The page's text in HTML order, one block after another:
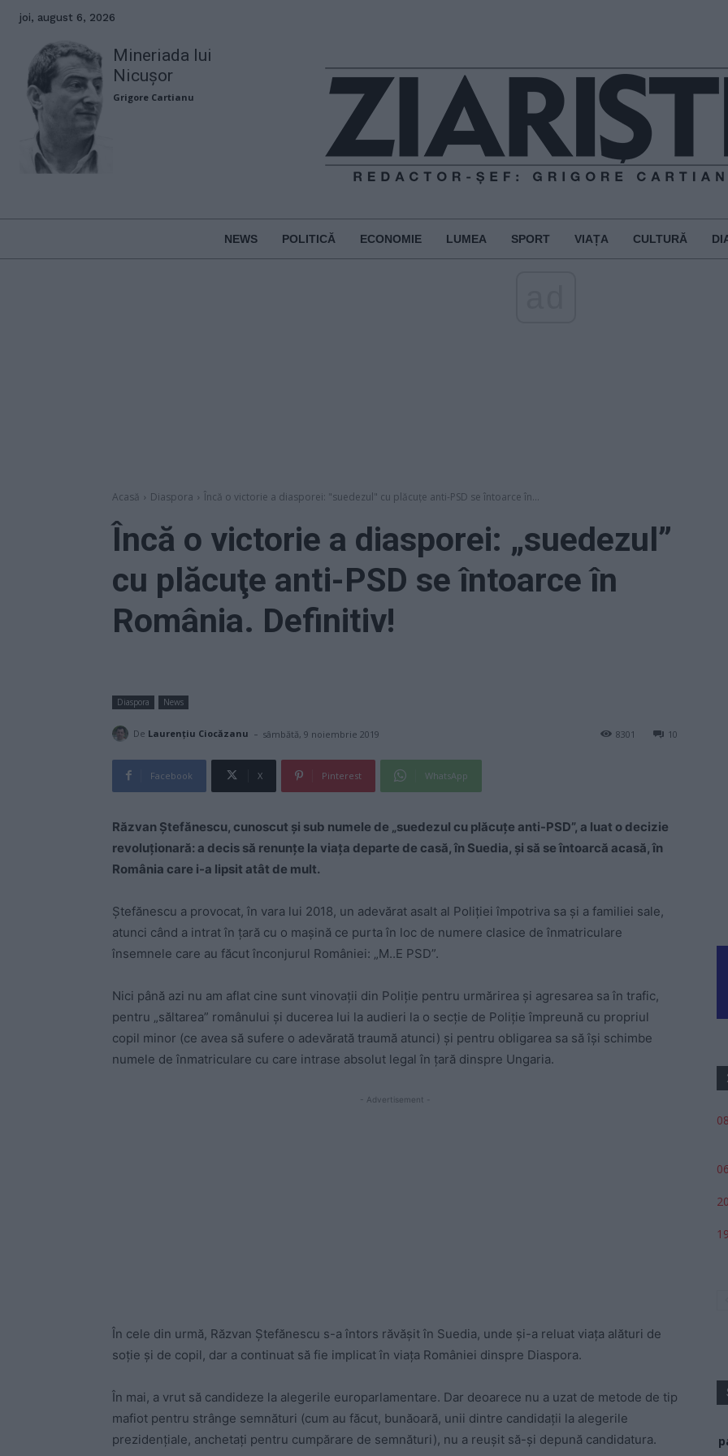
joi, august 6, 2026
Mineriada lui
Nicușor
Grigore Cartianu
NEWS POLITICĂ ECONOMIE LUMEA SPORT VIAȚA CULTURĂ
Acasă Diaspora Încă o victorie a diasporei: "suedezul" cu plăcuţe anti-PSD se întoarce în...
Încă o victorie a diasporei: „suedezul”
cu plăcuţe anti-PSD se întoarce în
România. Definitiv!
Diaspora News
De Laurențiu Ciocăzanu - sâmbătă, 9 noiembrie 2019 10
8301
Facebook X Pinterest WhatsApp
Răzvan Ştefănescu, cunoscut şi sub numele de „suedezul cu plăcuţe anti-PSD”, a luat o decizie
revoluţionară: a decis să renunţe la viaţa departe de casă, în Suedia, şi să se întoarcă acasă, în
România care i-a lipsit atât de mult.
Ştefănescu a provocat, în vara lui 2018, un adevărat asalt al Poliţiei împotriva sa şi a familiei sale,
atunci când a intrat în ţară cu o maşină ce purta în loc de numere clasice de înmatriculare
însemnele care au făcut înconjurul României: „M..E PSD”.
Nici până azi nu am aflat cine sunt vinovaţii din Poliţie pentru urmărirea şi agresarea sa în trafic,
pentru „săltarea” românului şi ducerea lui la audieri la o secţie de Poliţie împreună cu propriul
copil minor (ce avea să sufere o adevărată traumă atunci) şi pentru obligarea sa să îşi schimbe
numele de înmatriculare cu care intrase absolut legal în ţară dinspre Ungaria.
- Advertisement -
În cele din urmă, Răzvan Ştefănescu s-a întors răvăşit în Suedia, unde şi-a reluat viaţa alături de
soţie şi de copil, dar a continuat să fie implicat în viaţa României dinspre Diaspora.
În mai, a vrut să candideze la alegerile europarlamentare. Dar deoarece nu a uzat de metode de tip
mafiot pentru strânge semnături (cum au făcut, bunăoară, unii dintre candidaţii la alegerile
prezidenţiale, anchetaţi pentru cumpărare de semnături), nu a reuşit să-şi depună candidatura.